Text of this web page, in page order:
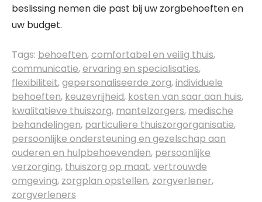
beslissing nemen die past bij uw zorgbehoeften en
uw budget.
Tags: behoeften,comfortabel en veilig thuis,
communicatie,ervaring en specialisaties,
flexibiliteit,gepersonaliseerde zorg,individuele
behoeften, keuzevrijheid, kosten van saar aan huis,
kwalitatieve thuiszorg, mantelzorgers, medische
behandelingen, particuliere thuiszorgorganisatie,
persoonlijke ondersteuning en gezelschap aan
ouderen en hulpbehoevenden, persoonlijke
verzorging, thuiszorg op maat,vertrouwde
omgeving, zorgplan opstellen, zorgverlener,
zorgverleners